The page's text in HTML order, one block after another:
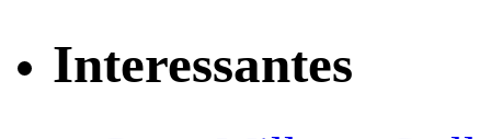
Interessantes